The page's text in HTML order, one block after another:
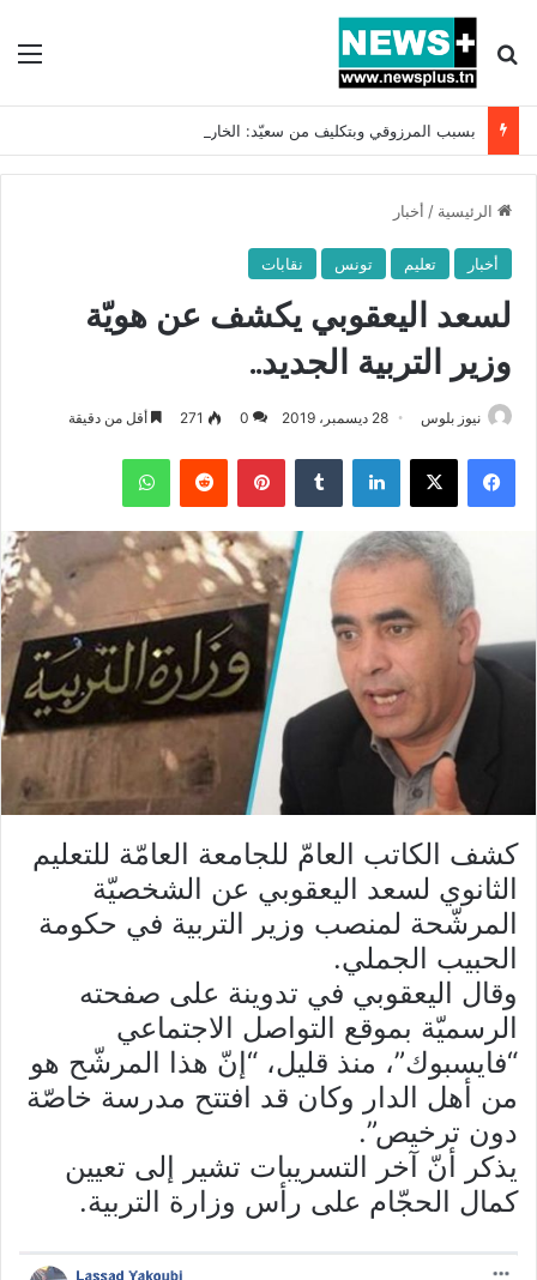
بحث عن
الرئيسية / أخبار
أخبار تعليم تونس نقابات
لسعد اليعقوبي يكشف عن هويّة
وزير التربية الجديد..
نيوز بلوس 28 ديسمبر، 2019 0
271 أقل من دقيقة
فيسبوك X لينكدإن بينتيريست واتساب
كشف الكاتب العامّ للجامعة العامّة للتعليم
الثانوي لسعد اليعقوبي عن الشخصيّة
المرشّحة لمنصب وزير التربية في حكومة
الحبيب الجملي.
وقال اليعقوبي في تدوينة على صفحته
الرسميّة بموقع التواصل الاجتماعي
“فايسبوك”، منذ قليل، “إنّ هذا المرشّح هو
من أهل الدار وكان قد افتتح مدرسة خاصّة
دون ترخيص”.
يذكر أنّ آخر التسريبات تشير إلى تعيين
كمال الحجّام على رأس وزارة التربية.